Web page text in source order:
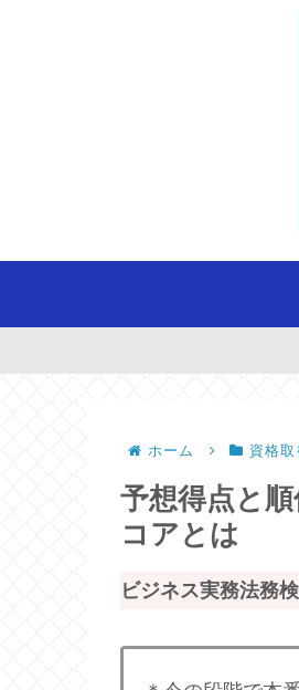
ホーム 資格取
予想得点と
コアとは
ビジネス実務法務